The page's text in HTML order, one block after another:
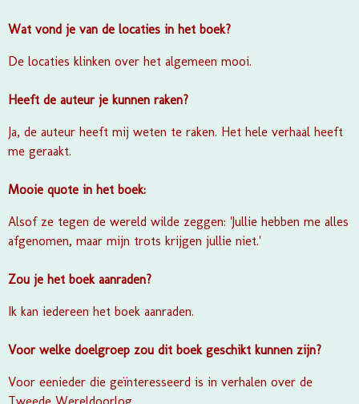
Wat vond je van de locaties in het boek?
De locaties klinken over het algemeen mooi.
Heeft de auteur je kunnen raken?
Ja, de auteur heeft mij weten te raken. Het hele verhaal heeft
me geraakt.
Mooie quote in het boek:
Alsof ze tegen de wereld wilde zeggen: 'Jullie hebben me alles
afgenomen, maar mijn trots krijgen jullie niet.'
Zou je het boek aanraden?
Ik kan iedereen het boek aanraden.
Voor welke doelgroep zou dit boek geschikt kunnen zijn?
Voor eenieder die geïnteresseerd is in verhalen over de